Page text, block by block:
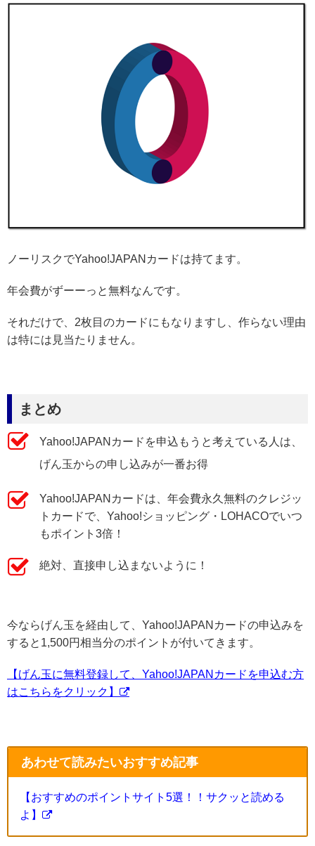
ノーリスクでYahoo!JAPANカードは持てます。
年会費がずーーっと無料なんです。
それだけで、2枚目のカードにもなりますし、作らない理由
は特には見当たりません。
まとめ
Yahoo!JAPANカードを申込もうと考えている人は、
げん玉からの申し込みが一番お得
Yahoo!JAPANカードは、年会費永久無料のクレジッ
トカードで、Yahoo!ショッピング・LOHACOでいつ
もポイント3倍！
絶対、直接申し込まないように！
今ならげん玉を経由して、Yahoo!JAPANカードの申込みを
すると1,500円相当分のポイントが付いてきます。
【げん玉に無料登録して、Yahoo!JAPANカードを申込む方
はこちらをクリック】
あわせて読みたいおすすめ記事
【おすすめのポイントサイト5選！！サクッと読める
よ】